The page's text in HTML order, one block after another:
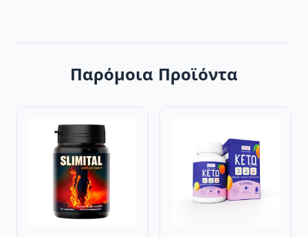
Παρόμοια Προϊόντα